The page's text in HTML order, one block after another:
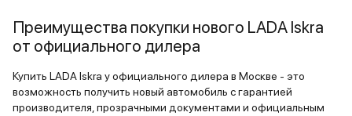
LADA • Iskra
В наличии
Белый "Ледниковый" 2 авто Ярославль
2026
и еще 27 опций
LADA • Iskra
1 610 000 ₽
1 590 000 ₽
Преимущества покупки нового LADA Iskra
от официального дилера
Купить LADA Iskra у официального дилера в Москве - это
возможность получить новый автомобиль с гарантией
производителя, прозрачными документами и официальным